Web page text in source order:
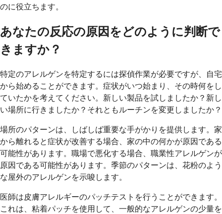
のに役立ちます。
あなたの反応の原因をどのように判断で
きますか？
特定のアレルゲンを特定するには探偵作業が必要ですが、自宅
から始めることができます。症状がいつ始まり、その時何をし
ていたかを考えてください。新しい製品を試しましたか？新し
い場所に行きましたか？それともルーチンを変更しましたか？
場所のパターンは、しばしば重要な手がかりを提供します。家
から離れると症状が改善する場合、家の中の何かが原因である
可能性があります。職場で悪化する場合、職業性アレルゲンが
原因である可能性があります。季節のパターンは、花粉のよう
な屋外のアレルゲンを示唆します。
医師は皮膚アレルギーのパッチテストを行うことができます。
これは、粘着パッチを使用して、一般的なアレルゲンの少量​​を